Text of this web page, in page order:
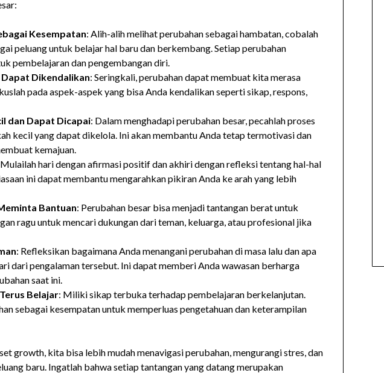
Kesempatan: Alih-alih melihat perubahan sebagai hambatan, cobalah
peluang untuk belajar hal baru dan berkembang. Setiap perubahan
pembelajaran dan pengembangan diri.
Dapat Dikendalikan: Seringkali, perubahan dapat membuat kita merasa
pada aspek-aspek yang bisa Anda kendalikan seperti sikap, respons,
dan Dapat Dicapai: Dalam menghadapi perubahan besar, pecahlah proses
kecil yang dapat dikelola. Ini akan membantu Anda tetap termotivasi dan
kemajuan.
hari dengan afirmasi positif dan akhiri dengan refleksi tentang hal-hal
ini dapat membantu mengarahkan pikiran Anda ke arah yang lebih
Bantuan: Perubahan besar bisa menjadi tantangan berat untuk
ragu untuk mencari dukungan dari teman, keluarga, atau profesional jika
: Refleksikan bagaimana Anda menangani perubahan di masa lalu dan apa
dari pengalaman tersebut. Ini dapat memberi Anda wawasan berharga
saat ini.
Belajar: Miliki sikap terbuka terhadap pembelajaran berkelanjutan.
sebagai kesempatan untuk memperluas pengetahuan dan keterampilan
growth, kita bisa lebih mudah menavigasi perubahan, mengurangi stres, dan
baru. Ingatlah bahwa setiap tantangan yang datang merupakan